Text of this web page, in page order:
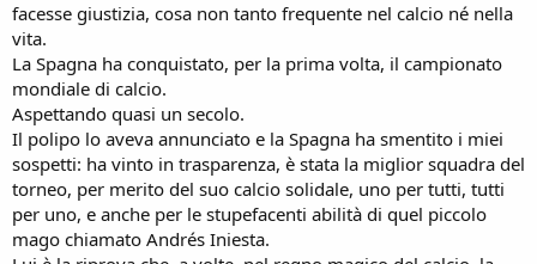
facesse giustizia, cosa non tanto frequente nel calcio né nella
vita.
La Spagna ha conquistato, per la prima volta, il campionato
mondiale di calcio.
Aspettando quasi un secolo.
Il polipo lo aveva annunciato e la Spagna ha smentito i miei
sospetti: ha vinto in trasparenza, è stata la miglior squadra del
torneo, per merito del suo calcio solidale, uno per tutti, tutti
per uno, e anche per le stupefacenti abilità di quel piccolo
mago chiamato Andrés Iniesta.